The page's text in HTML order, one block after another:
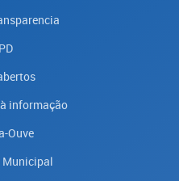
informação
Ouve
Municipal